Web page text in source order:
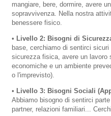
mangiare, bere, dormire, avere
sopravvivenza. Nella nostra
benessere fisico.
• Livello 2: Bisogni di
base, cerchiamo di sentirci
sicurezza fisica, avere un lavoro
economiche e un ambiente
o l'imprevisto).
• Livello 3: Bisogni Sociali
Abbiamo bisogno di sentirci
partner, relazioni familiari...